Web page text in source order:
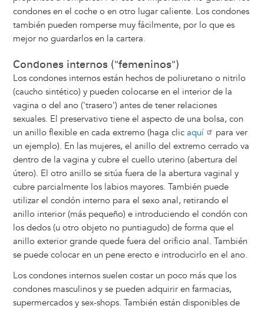
condones en el coche o en otro lugar caliente. Los condones
también pueden romperse muy fácilmente, por lo que es
mejor no guardarlos en la cartera.
Condones internos ("femeninos")
Los condones internos están hechos de poliuretano o nitrilo
(caucho sintético) y pueden colocarse en el interior de la
vagina o del ano ('trasero') antes de tener relaciones
sexuales. El preservativo tiene el aspecto de una bolsa, con
un anillo flexible en cada extremo (haga clic aquí
para ver
un ejemplo). En las mujeres, el anillo del extremo cerrado va
dentro de la vagina y cubre el cuello uterino (abertura del
útero). El otro anillo se sitúa fuera de la abertura vaginal y
cubre parcialmente los labios mayores. También puede
utilizar el condón interno para el sexo anal, retirando el
anillo interior (más pequeño) e introduciendo el condón con
los dedos (u otro objeto no puntiagudo) de forma que el
anillo exterior grande quede fuera del orificio anal. También
se puede colocar en un pene erecto e introducirlo en el ano.
Los condones internos suelen costar un poco más que los
condones masculinos y se pueden adquirir en farmacias,
supermercados y sex-shops. También están disponibles de